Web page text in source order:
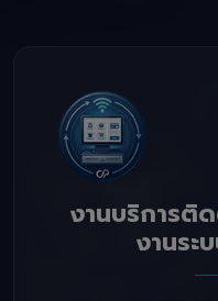
งานบริการติ
งานระ